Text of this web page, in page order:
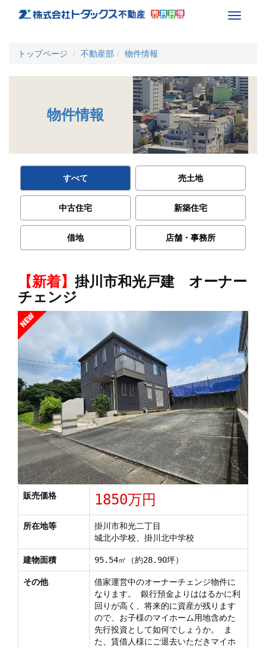
Toggle
トップページ 不動産部 物件情報
物件情報
すべて 売土地
中古住宅 新築住宅
借地 店舗・事務所
【新着】 掛川市和光戸建 オーナー
チェンジ
販売価格 1850万円
所在地等
掛川市和光二丁目
城北小学校、掛川北中学校
建物面積 95.54㎡（約28.90坪）
その他
借家運営中のオーナーチェンジ物件に
なります。 銀行預金よりははるかに利
回りが高く、将来的に資産が残ります
ので、お子様のマイホーム用地含めた
先行投資として如何でしょうか。 ま
た、賃借人様にご退去いただきマイホ